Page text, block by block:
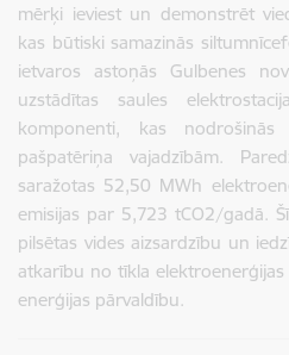
mērķi ieviest un demonstrēt
kas būtiski samazinās
ietvaros astoņās Gulbenes
uzstādītas saules
komponenti, kas nodrošinās
pašpatēriņa vajadzībām.
saražotas 52,50 MWh
emisijas par 5,723 tCO2/gadā.
pilsētas vides aizsardzību un
atkarību no tīkla
enerģijas pārvaldību.